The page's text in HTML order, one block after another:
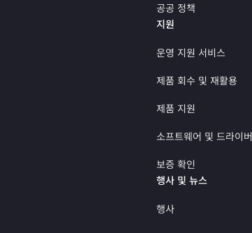
공공 정책
지원
운영 지원 서비스
제품 회수 및 재활용
제품 지원
소프트웨어 및 드라이버
보증 확인
행사 및 뉴스
행사